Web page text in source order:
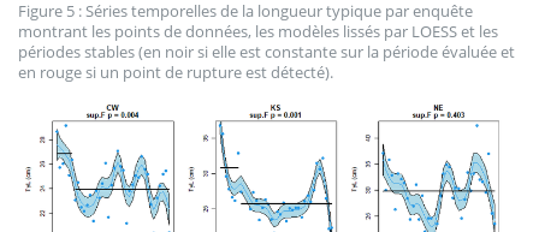
Figure 5 : Séries temporelles de la longueur typique par enquête
montrant les points de données, les modèles lissés par LOESS et les
périodes stables (en noir si elle est constante sur la période évaluée et
en rouge si un point de rupture est détecté).